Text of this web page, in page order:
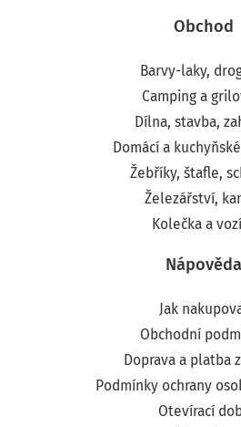
Obchod
Barvy-laky,
Camping a
Dílna, stavba,
Domácí a
Žebříky, štafle,
Železářství,
Kolečka a
Nápověda
Jak
Obchodní
Doprava a platba
Podmínky ochrany
Otevírací